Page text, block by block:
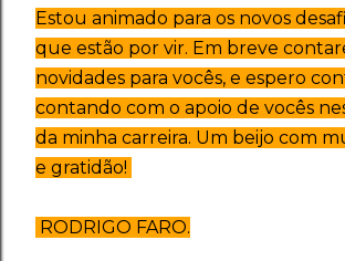
Estou animado para os novos
que estão por vir. Em breve
novidades para vocês, e espero
contando com o apoio de vocês
da minha carreira. Um beijo com
e gratidão!
RODRIGO FARO.